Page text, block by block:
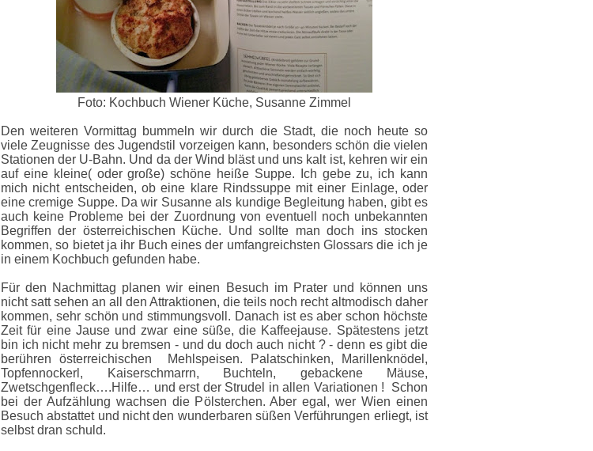
Foto: Kochbuch Wiener Küche, Susanne Zimmel
Den weiteren Vormittag bummeln wir durch die Stadt, die noch heute so
viele Zeugnisse des Jugendstil vorzeigen kann, besonders schön die vielen
Stationen der U-Bahn. Und da der Wind bläst und uns kalt ist, kehren wir ein
auf eine kleine( oder große) schöne heiße Suppe. Ich gebe zu, ich kann
mich nicht entscheiden, ob eine klare Rindssuppe mit einer Einlage, oder
eine cremige Suppe. Da wir Susanne als kundige Begleitung haben, gibt es
auch keine Probleme bei der Zuordnung von eventuell noch unbekannten
Begriffen der österreichischen Küche. Und sollte man doch ins stocken
kommen, so bietet ja ihr Buch eines der umfangreichsten Glossars die ich je
in einem Kochbuch gefunden habe.
Für den Nachmittag planen wir einen Besuch im Prater und können uns
nicht satt sehen an all den Attraktionen, die teils noch recht altmodisch daher
kommen, sehr schön und stimmungsvoll. Danach ist es aber schon höchste
Zeit für eine Jause und zwar eine süße, die Kaffeejause. Spätestens jetzt
bin ich nicht mehr zu bremsen - und du doch auch nicht ? - denn es gibt die
berühren österreichischen Mehlspeisen. Palatschinken, Marillenknödel,
Topfennockerl, Kaiserschmarrn, Buchteln, gebackene Mäuse,
Zwetschgenfleck….Hilfe… und erst der Strudel in allen Variationen ! Schon
bei der Aufzählung wachsen die Pölsterchen. Aber egal, wer Wien einen
Besuch abstattet und nicht den wunderbaren süßen Verführungen erliegt, ist
selbst dran schuld.